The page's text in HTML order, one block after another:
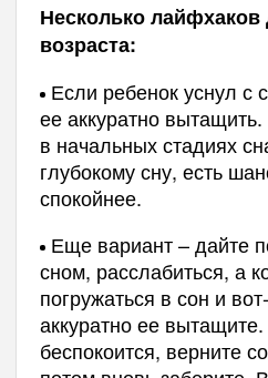
Несколько лайфхаков
возраста:
Если ребенок уснул с
ее аккуратно
в начальных стадиях
глубокому сну, есть
спокойнее.
Еще вариант – дайте
сном, расслабиться, а
погружаться в сон и
аккуратно ее
беспокоится, верните